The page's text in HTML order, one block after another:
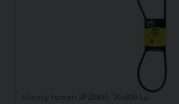
klínový řemen SPZ0800, 10x800 Lp,